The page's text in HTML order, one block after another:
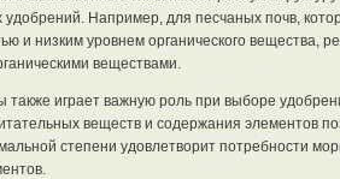
Например, для песчаных почв,
и низким уровнем органического вещества,
веществами.
также играет важную роль при выборе
веществ и содержания элементов
степени удовлетворит потребности